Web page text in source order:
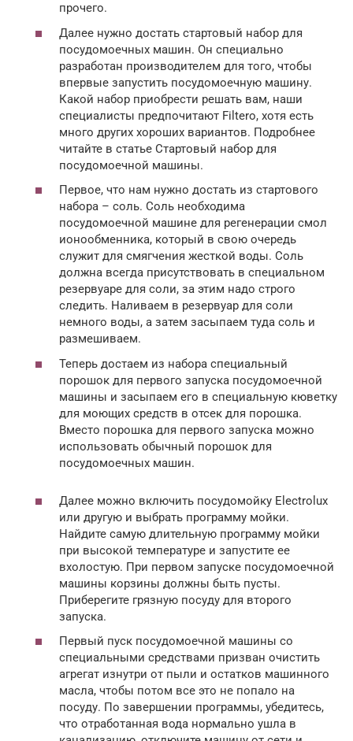
прочего.
Далее нужно достать стартовый набор для
посудомоечных машин. Он специально
разработан производителем для того, чтобы
впервые запустить посудомоечную машину.
Какой набор приобрести решать вам, наши
специалисты предпочитают Filtero, хотя есть
много других хороших вариантов. Подробнее
читайте в статье Стартовый набор для
посудомоечной машины.
Первое, что нам нужно достать из стартового
набора – соль. Соль необходима
посудомоечной машине для регенерации смол
ионообменника, который в свою очередь
служит для смягчения жесткой воды. Соль
должна всегда присутствовать в специальном
резервуаре для соли, за этим надо строго
следить. Наливаем в резервуар для соли
немного воды, а затем засыпаем туда соль и
размешиваем.
Теперь достаем из набора специальный
порошок для первого запуска посудомоечной
машины и засыпаем его в специальную кюветку
для моющих средств в отсек для порошка.
Вместо порошка для первого запуска можно
использовать обычный порошок для
посудомоечных машин.
Далее можно включить посудомойку Electrolux
или другую и выбрать программу мойки.
Найдите самую длительную программу мойки
при высокой температуре и запустите ее
вхолостую. При первом запуске посудомоечной
машины корзины должны быть пусты.
Приберегите грязную посуду для второго
запуска.
Первый пуск посудомоечной машины со
специальными средствами призван очистить
агрегат изнутри от пыли и остатков машинного
масла, чтобы потом все это не попало на
посуду. По завершении программы, убедитесь,
что отработанная вода нормально ушла в